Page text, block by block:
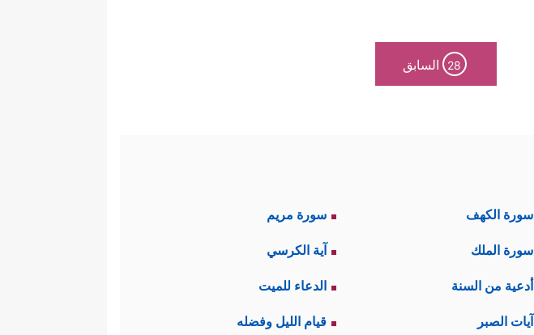
28 السابق
سورة الكهف سورة مريم
سورة الملك آية الكرسي
أدعية من السنة الدعاء للميت
آيات الصبر قيام الليل وفضله